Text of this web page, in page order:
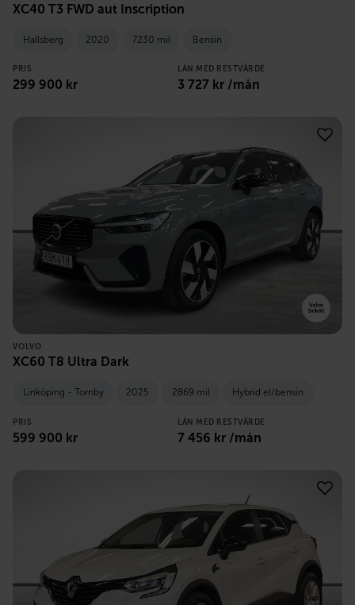
XC40 T3 FWD aut Inscription
Hallsberg 2020 7230 mil Bensin
PRIS
299 900 kr
LÅN MED RESTVÄRDE
3 727 kr /mån
VOLVO
XC60 T8 Ultra Dark
Linköping - Tornby 2025 2869 mil Hybrid el/bensin
PRIS
599 900 kr
LÅN MED RESTVÄRDE
7 456 kr /mån